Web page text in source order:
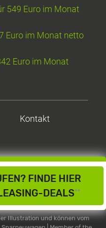
FINDE HIER
DEALS**
549 Euro im Monat
Euro im Monat netto
Euro im Monat
Kontakt
Illustration und können vom